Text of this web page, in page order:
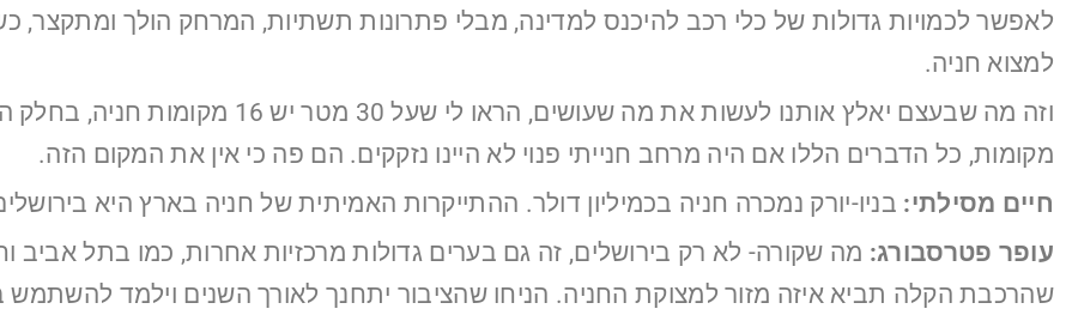
לאפשר לכמויות גדולות של כלי רכב להיכנס למדינה, מבלי פתרונות תשתיות, המרחק הולך
למצוא חניה.
מקומות, כל הדברים הללו אם היה מרחב חנייתי פנוי לא היינו נזקקים. הם פה כי אין את המקום הזה.
חיים מסילתי: בניו-יורק נמכרה חניה בכמיליון דולר. ההתייקרות האמיתית של חניה בארץ היא
עופר פטרסבורג: מה שקורה- לא רק בירושלים, זה גם בערים גדולות מרכזיות אחרות, כמו בתל
שהרכבת הקלה תביא איזה מזור למצוקת החניה. הניחו שהציבור יתחנך לאורך השנים וילמד